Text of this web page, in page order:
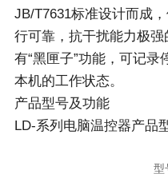
JB/T7631标准设计而成
行可靠，抗干扰能力极
有“黑匣子”功能，可记录
本机的工作状态。
产品型号及功能
LD-系列电脑温控器产品
型